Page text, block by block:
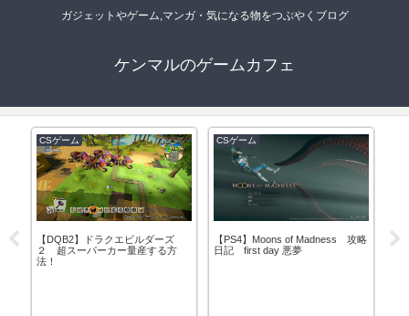
ガジェットやゲーム,マンガ・気になる物をつぶやくブログ
ケンマルのゲームカフェ
CSゲーム
【DQB2】ドラクエビルダーズ
２ 超スーパーカー量産する方
法！
CSゲーム
【PS4】Moons of Madness 攻略
日記 first day 悪夢